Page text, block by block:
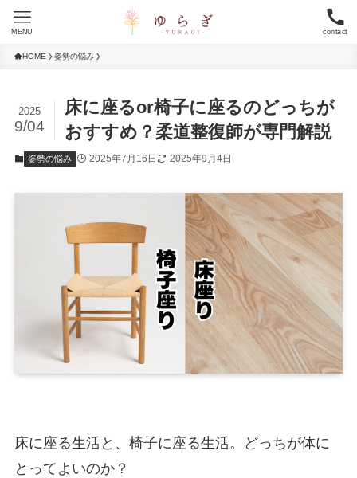
contact
MENU
HOME 姿勢の悩み
床に座るor椅子に座るのどっちが
おすすめ？柔道整復師が専門解説
2025
9/04
姿勢の悩み 2025年7月16日 2025年9月4日
床に座る生活と、椅子に座る生活。どっちが体に
とってよいのか？